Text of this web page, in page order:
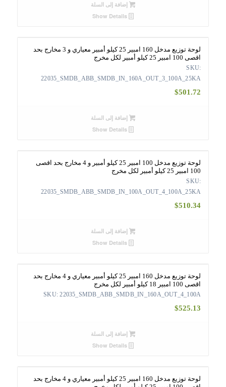
إضافة إلى السلة
لوحة توزيع مدخل 160 امبير 25 كيلو أمبير معياري و 3 مخارج بحد
اقصى 100 امبير 25 كيلو أمبير لكل مخرج
SKU:
22035_SMDB_ABB_SMDB_IN_160A_OUT_3_100A_25KA
$501.72
إضافة إلى السلة
لوحة توزيع مدخل 100 امبير 25 كيلو أمبير و 4 مخارج بحد اقصى
100 امبير 25 كيلو أمبير لكل مخرج
SKU:
22035_SMDB_ABB_SMDB_IN_100A_OUT_4_100A_25KA
$510.34
إضافة إلى السلة
لوحة توزيع مدخل 160 امبير 25 كيلو أمبير معياري و 4 مخارج بحد
اقصى 100 امبير 18 كيلو أمبير لكل مخرج
SKU: 22035_SMDB_ABB_SMDB_IN_160A_OUT_4_100A
$525.13
إضافة إلى السلة
لوحة توزيع مدخل 160 امبير 25 كيلو أمبير معياري و 4 مخارج بحد